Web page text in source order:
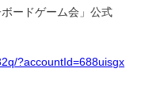
ードゲーム会」公式
?accountId=688uisgx